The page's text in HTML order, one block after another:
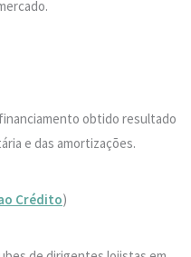
obtido resultado
e das amortizações.
Crédito)